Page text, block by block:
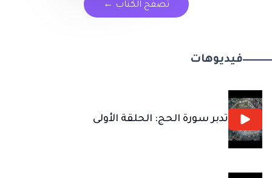
تصفح الكتاب ←
فيديوهات
تدبر سورة الحج: الحلقة الأولى